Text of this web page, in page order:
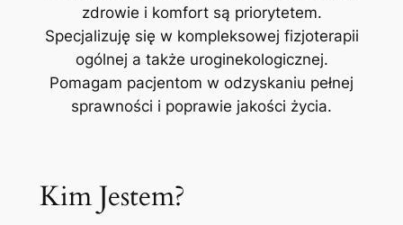
zdrowie i komfort są priorytetem.
Specjalizuję się w kompleksowej fizjoterapii
ogólnej a także uroginekologicznej.
Pomagam pacjentom w odzyskaniu pełnej
sprawności i poprawie jakości życia.
Kim Jestem?